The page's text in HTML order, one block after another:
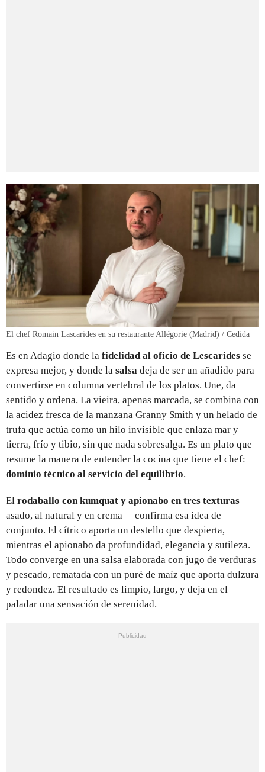
El chef Romain Lascarides en su restaurante Allégorie (Madrid) / Cedida
Es en Adagio donde la fidelidad al oficio de Lescarides se
expresa mejor, y donde la salsa deja de ser un añadido para
convertirse en columna vertebral de los platos. Une, da
sentido y ordena. La vieira, apenas marcada, se combina con
la acidez fresca de la manzana Granny Smith y un helado de
trufa que actúa como un hilo invisible que enlaza mar y
tierra, frío y tibio, sin que nada sobresalga. Es un plato que
resume la manera de entender la cocina que tiene el chef:
dominio técnico al servicio del equilibrio.
El rodaballo con kumquat y apionabo en tres texturas —
asado, al natural y en crema— confirma esa idea de
conjunto. El cítrico aporta un destello que despierta,
mientras el apionabo da profundidad, elegancia y sutileza.
Todo converge en una salsa elaborada con jugo de verduras
y pescado, rematada con un puré de maíz que aporta dulzura
y redondez. El resultado es limpio, largo, y deja en el
paladar una sensación de serenidad.